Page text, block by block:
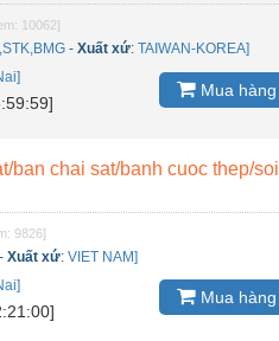
10062]
-Xuất xứ:TAIWAN-KOREA]
Mua hàng
ban chai sat/banh cuoc thep/soi
9826]
-Xuất xứ:VIET NAM]
Mua hàng